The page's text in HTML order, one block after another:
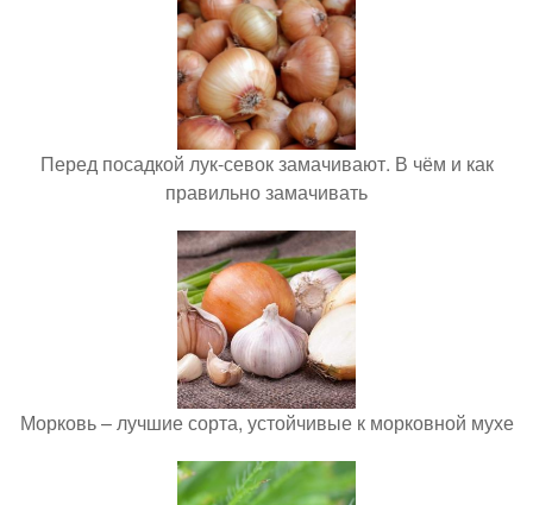
Перед посадкой лук-севок замачивают. В чём и как
правильно замачивать
Морковь – лучшие сорта, устойчивые к морковной мухе